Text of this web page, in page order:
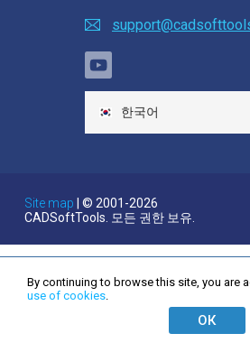
By continuing to browse this site, you are
use of cookies.
ОК
Français
日本語
Italiano
한국어
Nederlands
Português
Site map | © 2001-2026
CADSoftTools. 모든 권한 보유.